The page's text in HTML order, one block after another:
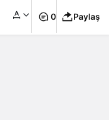
0 Paylaş